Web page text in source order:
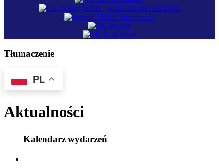
Tłumaczenie
PL
Aktualności
Kalendarz wydarzeń